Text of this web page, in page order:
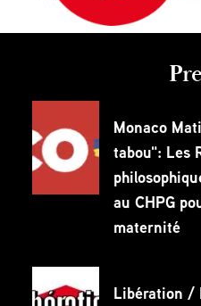
Monaco
tabou": Les
au CHPG
maternité
Libération /